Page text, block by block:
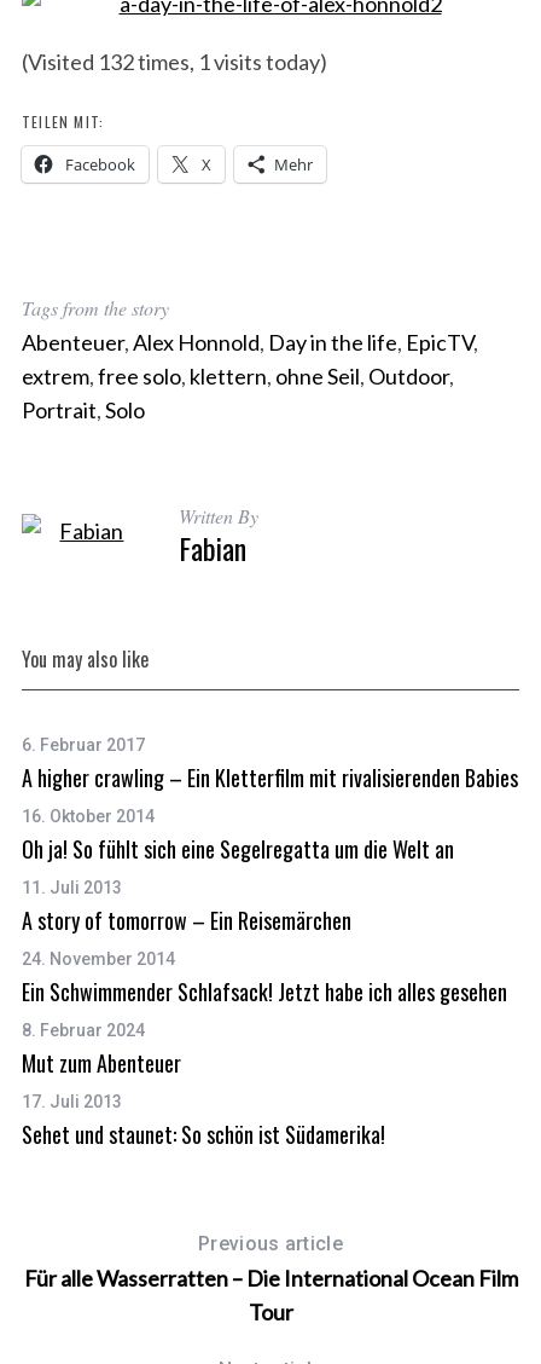
(Visited 132 times, 1 visits today)
TEILEN MIT:
Facebook X Mehr
Tags from the story
Abenteuer,Alex Honnold, Day in the life, EpicTV,
extrem,free solo, klettern, ohne Seil, Outdoor,
Portrait,Solo
Written By
Fabian
You may also like
6. Februar 2017
A higher crawling – Ein Kletterfilm mit rivalisierenden Babies
16. Oktober 2014
Oh ja! So fühlt sich eine Segelregatta um die Welt an
11. Juli 2013
A story of tomorrow – Ein Reisemärchen
24. November 2014
Ein Schwimmender Schlafsack! Jetzt habe ich alles gesehen
8. Februar 2024
Mut zum Abenteuer
17. Juli 2013
Sehet und staunet: So schön ist Südamerika!
Previous article
Für alle Wasserratten – Die International Ocean Film
Tour
r